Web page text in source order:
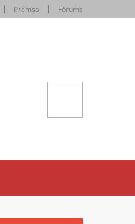
Premsa Fòrums